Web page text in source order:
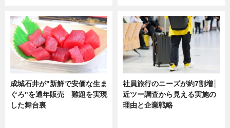
成城石井が"新鮮で安価な生ま
ぐろ"を通年販売 難題を実現
した舞台裏
社員旅行のニーズが約7割増│
近ツー調査から見える実施の
理由と企業戦略